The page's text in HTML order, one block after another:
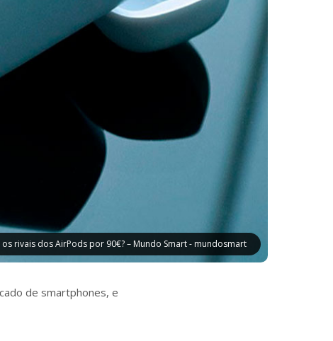
os rivais dos AirPods por 90€? – Mundo Smart - mundosmart
de smartphones, e